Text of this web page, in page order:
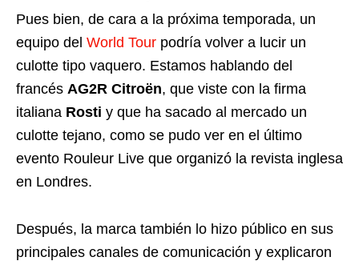
Pues bien, de cara a la próxima temporada, un
equipo del World Tour podría volver a lucir un
culotte tipo vaquero. Estamos hablando del
francés AG2R Citroën, que viste con la firma
italiana Rosti y que ha sacado al mercado un
culotte tejano, como se pudo ver en el último
evento Rouleur Live que organizó la revista inglesa
en Londres.
Después, la marca también lo hizo público en sus
principales canales de comunicación y explicaron